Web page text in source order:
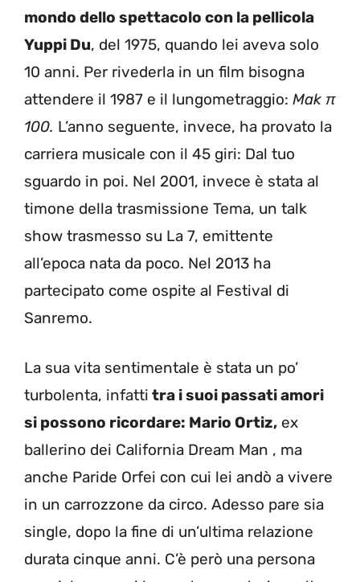
mondo dello spettacolo con la pellicola
Yuppi Du, del 1975, quando lei aveva solo
10 anni. Per rivederla in un film bisogna
attendere il 1987 e il lungometraggio: Mak π
100. L’anno seguente, invece, ha provato la
carriera musicale con il 45 giri: Dal tuo
sguardo in poi. Nel 2001, invece è stata al
timone della trasmissione Tema, un talk
show trasmesso su La 7, emittente
all’epoca nata da poco. Nel 2013 ha
partecipato come ospite al Festival di
Sanremo.
La sua vita sentimentale è stata un po’
turbolenta, infatti tra i suoi passati amori
si possono ricordare: Mario Ortiz, ex
ballerino dei California Dream Man , ma
anche Paride Orfei con cui lei andò a vivere
in un carrozzone da circo. Adesso pare sia
single, dopo la fine di un’ultima relazione
durata cinque anni. C’è però una persona